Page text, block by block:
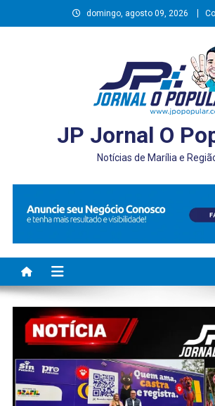
to
domingo, agosto 09, 2026
JP Jornal O
Notícias de Marília e